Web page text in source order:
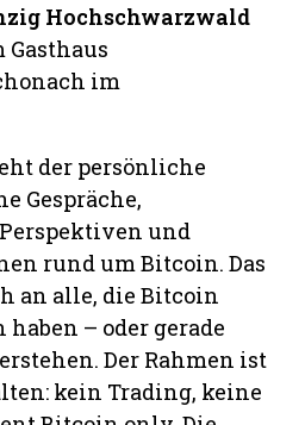
Hochschwarzwald
im
der persönliche
Gespräche,
und
rund um Bitcoin. Das
an alle, die Bitcoin
– oder gerade
Der Rahmen ist
kein Trading, keine